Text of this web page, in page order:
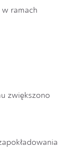
ramach
zwiększono